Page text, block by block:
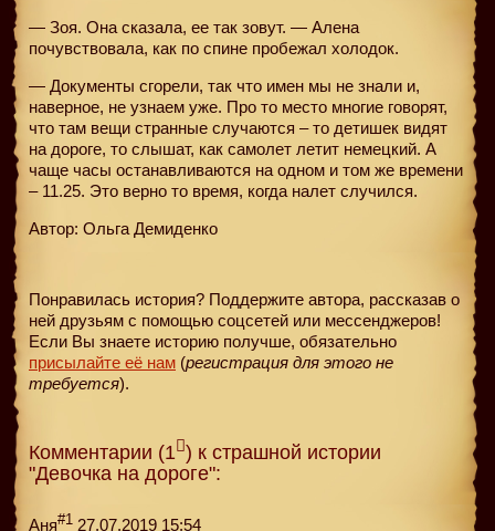
— Зоя. Она сказала, ее так зовут. — Алена
почувствовала, как по спине пробежал холодок.
— Документы сгорели, так что имен мы не знали и,
наверное, не узнаем уже. Про то место многие говорят,
что там вещи странные случаются – то детишек видят
на дороге, то слышат, как самолет летит немецкий. А
чаще часы останавливаются на одном и том же времени
– 11.25. Это верно то время, когда налет случился.
Автор: Ольга Демиденко
Понравилась история? Поддержите автора, рассказав о
ней друзьям с помощью соцсетей или мессенджеров!
Если Вы знаете историю получше, обязательно
присылайте её нам (регистрация для этого не
требуется).
Комментарии (1 ) к страшной истории
"Девочка на дороге":
Аня#1 27.07.2019 15:54